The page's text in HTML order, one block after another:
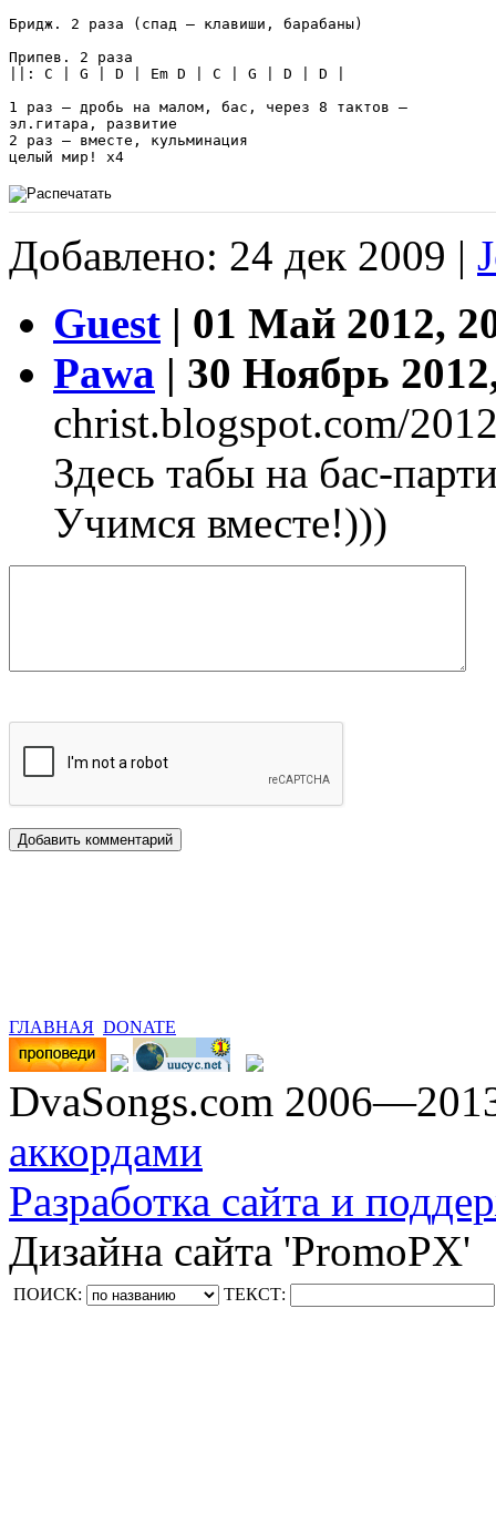
Бридж. 2 раза (спад – клавиши, барабаны)
Припев. 2 раза
||: C | G | D | Em D | C | G | D | D |
1 раз – дробь на малом, бас, через 8 тактов –
эл.гитара, развитие
2 раз – вместе, кульминация
целый мир! х4
Добавлено: 24 дек 2009 |
Guest | 01 Май 2012,
Pawa | 30 Ноябрь
christ.blogspot.com/
Здесь табы на бас-
Учимся вместе!)))
ГЛАВНАЯ DONATE
DvaSongs.com
аккордами
Разработка сайта и
Дизайна сайта 'PromoPX'
ПОИСК: ТЕКСТ: